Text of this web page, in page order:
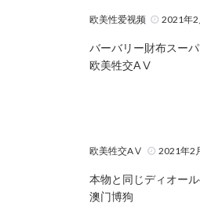
欧美性爱视频 2021年2
バーバリー財布スー
欧美牲交AⅤ
欧美牲交AⅤ 2021年2
本物と同じディオー
澳门博狗